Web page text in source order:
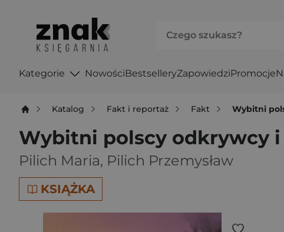
Kategorie NowościBestselleryZapowiedziPromocje
Katalog Fakt i reportaż Fakt Wybitni
Wybitni polscy odkrywcy
Pilich Maria, Pilich Przemysław
KSIĄŻKA